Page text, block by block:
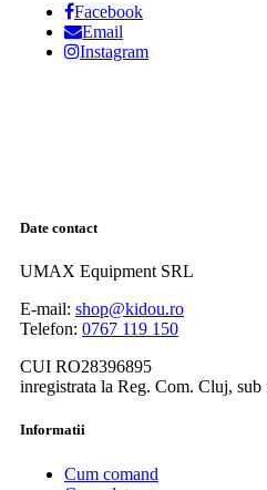
Facebook
Email
Instagram
Date contact
UMAX Equipment SRL
E-mail: shop@kidou.ro
Telefon: 0767 119 150
CUI RO28396895
inregistrata la Reg. Com. Cluj, sub
Informatii
Cum comand